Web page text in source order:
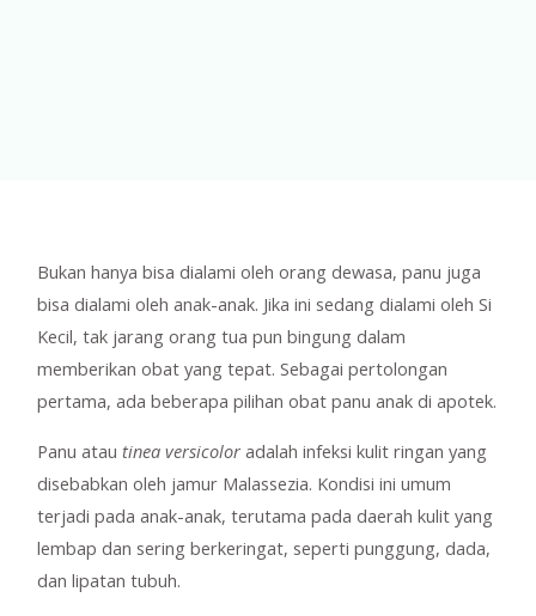
Bukan hanya bisa dialami oleh orang dewasa, panu juga
bisa dialami oleh anak-anak. Jika ini sedang dialami oleh Si
Kecil, tak jarang orang tua pun bingung dalam
memberikan obat yang tepat. Sebagai pertolongan
pertama, ada beberapa pilihan obat panu anak di apotek.
Panu atautinea versicolor adalah infeksi kulit ringan yang
disebabkan oleh jamur Malassezia. Kondisi ini umum
terjadi pada anak-anak, terutama pada daerah kulit yang
lembap dan sering berkeringat, seperti punggung, dada,
dan lipatan tubuh.